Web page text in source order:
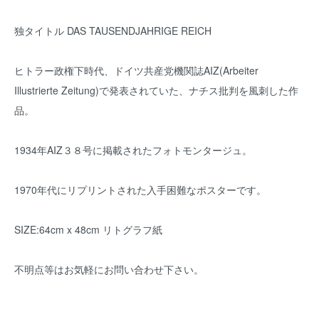
独タイトル DAS TAUSENDJAHRIGE REICH
ヒトラー政権下時代、ドイツ共産党機関誌AIZ(Arbeiter
Illustrierte Zeitung)で発表されていた、ナチス批判を風刺した作
品。
1934年AIZ３８号に掲載されたフォトモンタージュ。
1970年代にリプリントされた入手困難なポスターです。
SIZE:64cm x 48cm リトグラフ紙
不明点等はお気軽にお問い合わせ下さい。